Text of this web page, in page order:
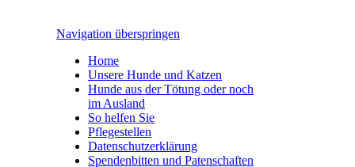
Navigation überspringen
Home
Unsere Hunde und Katzen
Hunde aus der Tötung oder noch
im Ausland
So helfen Sie
Pflegestellen
Datenschutzerklärung
Spendenbitten und Patenschaften